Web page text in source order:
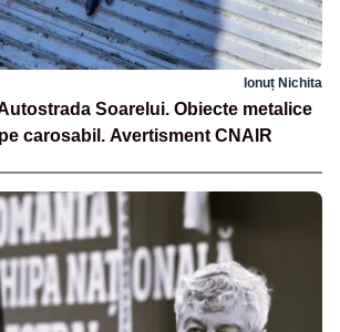
Ionuț Nichita
Soarelui. Obiecte metalice
carosabil. Avertisment CNAIR